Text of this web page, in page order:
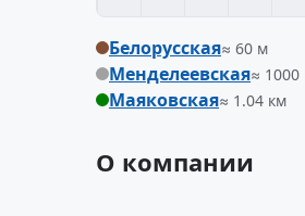
Белорусская≈ 60 м
Менделеевская≈ 1000
Маяковская≈ 1.04 км
О компании